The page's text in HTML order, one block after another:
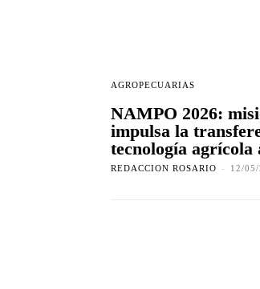
AGROPECUARIAS
NAMPO 2026:
impulsa la
tecnología agrícola
REDACCION ROSARIO - 12/05/